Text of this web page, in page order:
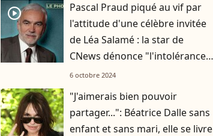
player2
Pascal Praud piqué au vif par
l'attitude d'une célèbre invitée
de Léa Salamé : la star de
CNews dénonce "l'intolérance,
la bêtise"
6 octobre 2024
"J'aimerais bien pouvoir
partager...": Béatrice Dalle sans
enfant et sans mari, elle se livre